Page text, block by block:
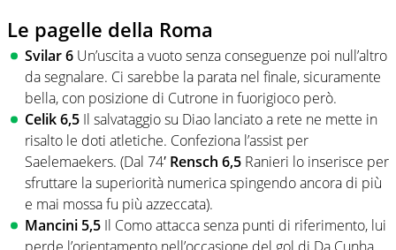
Le pagelle della Roma
Svilar 6 Un’uscita a vuoto senza conseguenze poi null’altro
da segnalare. Ci sarebbe la parata nel finale, sicuramente
bella, con posizione di Cutrone in fuorigioco però.
Celik 6,5 Il salvataggio su Diao lanciato a rete ne mette in
risalto le doti atletiche. Confeziona l’assist per
Saelemaekers. (Dal 74′ Rensch 6,5 Ranieri lo inserisce per
sfruttare la superiorità numerica spingendo ancora di più
e mai mossa fu più azzeccata).
Mancini 5,5 Il Como attacca senza punti di riferimento, lui